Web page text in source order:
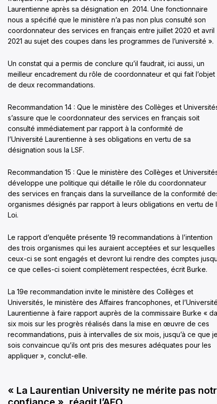
Laurentienne après sa désignation en 2014. Une fonctionnaire
nous a spécifié que le ministère n’a pas non plus consulté son
coordonnateur des services en français entre juillet 2020 et avril
2021 au sujet des coupes dans les programmes de l’université ».
Un constat qui a permis de conclure qu’il faudrait, ici aussi, un
meilleur encadrement du rôle de coordonnateur et qui fait l’objet
de deux recommandations.
Recommandation 14 : Que le ministère des Collèges et
s’assure que le coordonnateur des services en français soit
consulté immédiatement par rapport à la conformité de
l’Université Laurentienne à ses obligations en vertu de sa
désignation sous la LSF.
Recommandation 15 : Que le ministère des Collèges et
développe une politique qui détaille le rôle du coordonnateur
des services en français dans la surveillance de la conformité
organismes désignés par rapport à leurs obligations en vertu de
Loi.
Le rapport d’enquête présente 19 recommandations à l’intention
des trois organismes qui les auraient acceptées et sur lesquelles
ceux-ci se sont engagés et devront lui rendre des comptes
ce que celles-ci soient complètement respectées, écrit Burke.
La 19e recommandation invite le ministère des Collèges et
Universités, le ministère des Affaires francophones, et
Laurentienne à faire rapport auprès de la commissaire Burke «
six mois sur les progrès réalisés dans la mise en œuvre de ces
recommandations, puis à intervalles de six mois, jusqu’à ce que
sois convaincue qu’ils ont pris des mesures adéquates pour les
appliquer », conclut-elle.
« La Laurentian University ne mérite pas